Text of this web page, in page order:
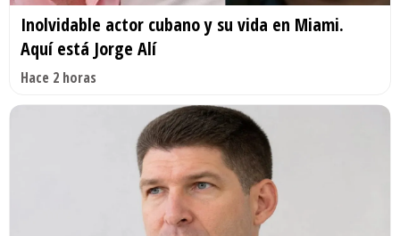
Inolvidable actor cubano y su vida en Miami.
Aquí está Jorge Alí
Hace 2 horas